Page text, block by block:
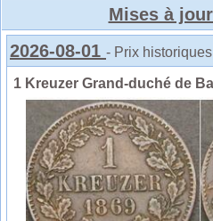
Mises à
2026-08-01 - Prix
1 Kreuzer Grand-duché de